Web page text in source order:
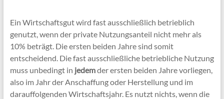
Ein Wirtschaftsgut wird fast ausschließlich betrieblich
genutzt, wenn der private Nutzungsanteil nicht mehr als
10% beträgt. Die ersten beiden Jahre sind somit
entscheidend. Die fast ausschließliche betriebliche Nutzung
muss unbedingt in jedemder ersten beiden Jahre vorliegen,
also im Jahr der Anschaffung oder Herstellung und im
darauffolgenden Wirtschaftsjahr. Es nutzt nichts, wenn die